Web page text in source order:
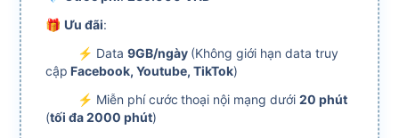
🎁 Ưu đãi:
⚡ Data 9GB/ngày (Không giới hạn data truy
cập Facebook, Youtube, TikTok)
⚡ Miễn phí cước thoại nội mạng dưới 20 phút
(tối đa 2000 phút)